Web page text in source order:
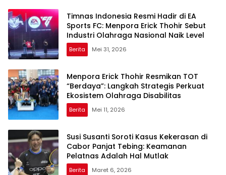
Timnas Indonesia Resmi Hadir di EA
Sports FC: Menpora Erick Thohir Sebut
Industri Olahraga Nasional Naik Level
Berita Mei 31, 2026
Menpora Erick Thohir Resmikan TOT
“Berdaya”: Langkah Strategis Perkuat
Ekosistem Olahraga Disabilitas
Berita Mei 11, 2026
Susi Susanti Soroti Kasus Kekerasan di
Cabor Panjat Tebing: Keamanan
Pelatnas Adalah Hal Mutlak
Berita Maret 6, 2026